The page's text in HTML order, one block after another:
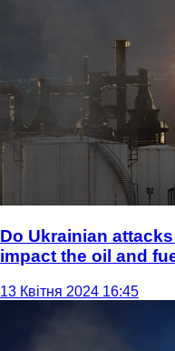
Do Ukrainian
impact the oil and
13 Квітня 2024 16:45